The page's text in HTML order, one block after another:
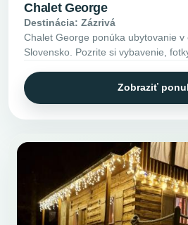
Chalet George
Destinácia: Zázrivá
Chalet George ponúka ubytovanie v
Slovensko. Pozrite si vybavenie,
Zobraziť